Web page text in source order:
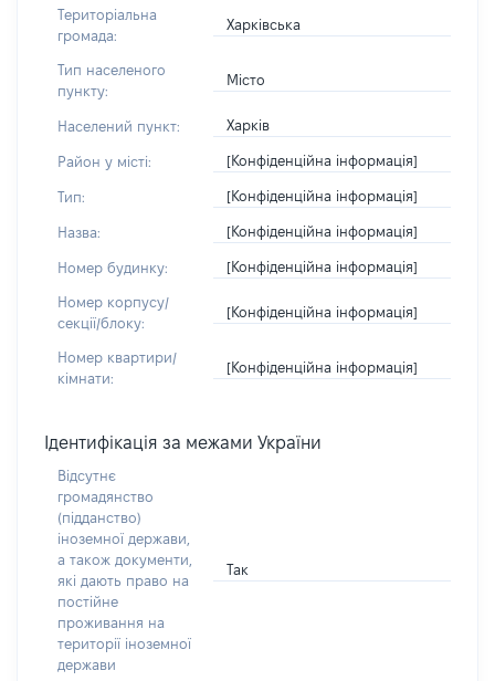
Територіальна
громада:
Харківська
Тип населеного
пункту:
Місто
Населений пункт: Харків
Район у місті: [Конфіденційна інформація]
Тип: [Конфіденційна інформація]
Назва: [Конфіденційна інформація]
Номер будинку: [Конфіденційна інформація]
Номер корпусу/
секції/блоку:
[Конфіденційна інформація]
Номер квартири/
кімнати:
[Конфіденційна інформація]
Ідентифікація за межами України
Відсутнє
громадянство
(підданство)
іноземної держави,
а також документи,
які дають право на
постійне
проживання на
території іноземної
держави
Так